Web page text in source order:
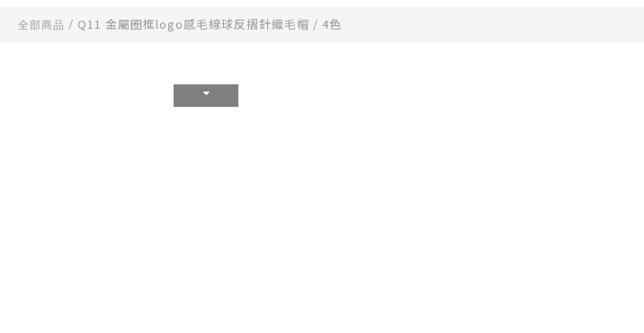
全部商品 / Q11 金屬圈框logo感毛線球反摺針織毛帽 / 4色